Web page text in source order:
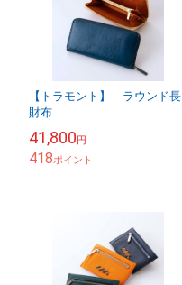
【トラモント】 ラウンド長
財布
41,800円
418ポイント